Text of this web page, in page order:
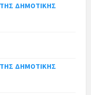
ΔΗΜΟΤΙΚΗΣ
ΔΗΜΟΤΙΚΗΣ